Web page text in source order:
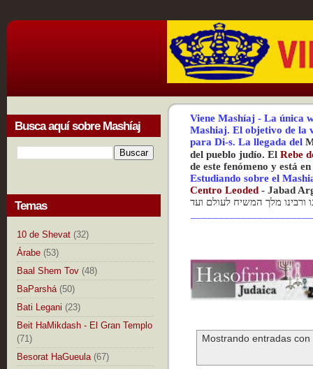
Busca aquí sobre Mashíaj
Temas
10 de Shevat (32)
Árabe (53)
Baal Shem Tov (48)
BaParshá (50)
Bati Legani (23)
Beit HaMikdash - El Gran Templo
(71)
Besorat HaGueula (67)
Viene Mashíaj - La única
Mashiaj. El objetivo de la
para Di-s. La llegada del
del pueblo judío. El Rebe
de este fenómeno y está
Estudiando sobre el
Centro Leoded - Jabad
ורבינו מלך המשיח לעולם ועד
Mostrando entradas